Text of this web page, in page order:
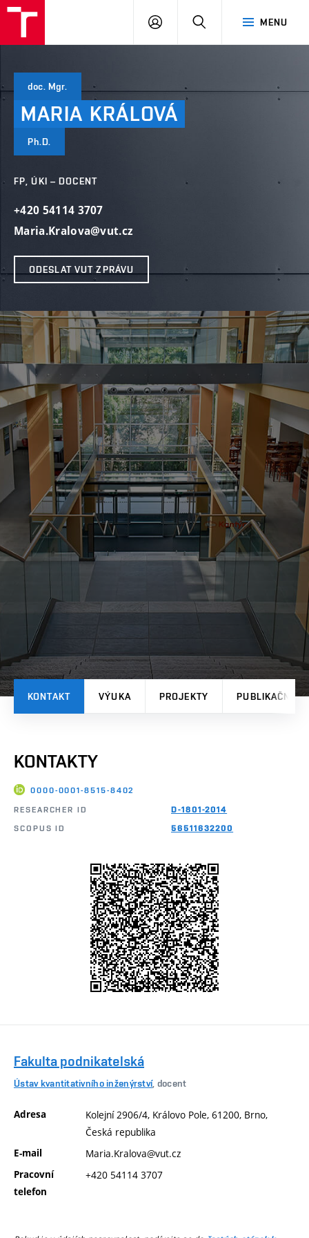
MENU
PŘIHLÁSIT
doc. Mgr.
MARIA KRÁLOVÁ
Ph.D.
FP, ÚKI – DOCENT
+420 54114 3707
Maria.Kralova@vut.cz
ODESLAT VUT ZPRÁVU
KONTAKT VÝUKA PROJEKTY PUBLIKAČNÍ
KONTAKTY
0000-0001-8515-8402
RESEARCHER ID
D-1801-2014
SCOPUS ID
56511632200
Fakulta podnikatelská
Ústav kvantitativního inženýrství, docent
Adresa
Kolejní 2906/4, Královo Pole, 61200, Brno,
Česká republika
E-mail Maria.Kralova@vut.cz
Pracovní
telefon
+420 54114 3707